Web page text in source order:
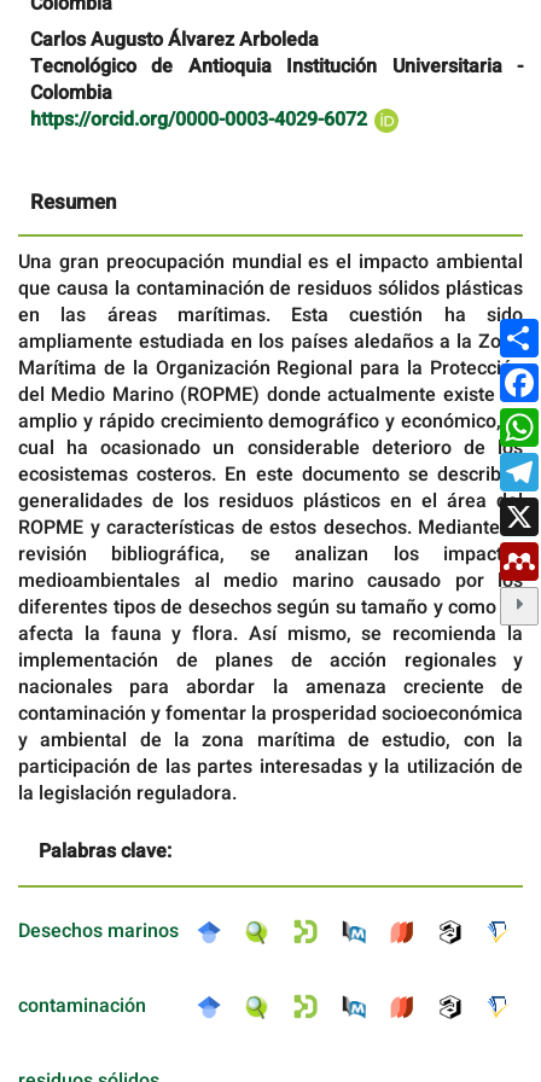
artículo
Carlos Augusto Álvarez Arboleda
Tecnológico de Antioquia Institución Universitaria -
Colombia
https://orcid.org/0000-0003-4029-6072
Resumen
Una gran preocupación mundial es el impacto ambiental
que causa la contaminación de residuos sólidos plásticas
en las áreas marítimas. Esta cuestión ha sido
ampliamente estudiada en los países aledaños a la Zona
Marítima de la Organización Regional para la Protección
del Medio Marino (ROPME) donde actualmente existe un
amplio y rápido crecimiento demográfico y económico, lo
cual ha ocasionado un considerable deterioro de los
ecosistemas costeros. En este documento se describen
generalidades de los residuos plásticos en el área del
ROPME y características de estos desechos. Mediante la
revisión bibliográfica, se analizan los impactos
medioambientales al medio marino causado por los
diferentes tipos de desechos según su tamaño y como se
afecta la fauna y flora. Así mismo, se recomienda la
implementación de planes de acción regionales y
nacionales para abordar la amenaza creciente de
contaminación y fomentar la prosperidad socioeconómica
y ambiental de la zona marítima de estudio, con la
participación de las partes interesadas y la utilización de
la legislación reguladora.
Palabras clave:
Desechos marinos
contaminación